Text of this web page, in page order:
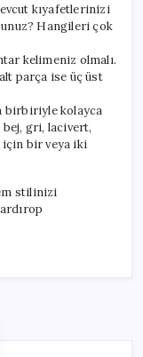
kıyafetlerinizi
Hangileri çok
kelimeniz olmalı.
parça ise üç üst
birbiriyle kolayca
gri, lacivert,
bir veya iki
stilinizi